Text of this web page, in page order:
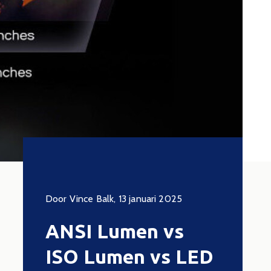
Door Vince Balk, 13 januari 2025
ANSI Lumen vs
ISO Lumen vs LED